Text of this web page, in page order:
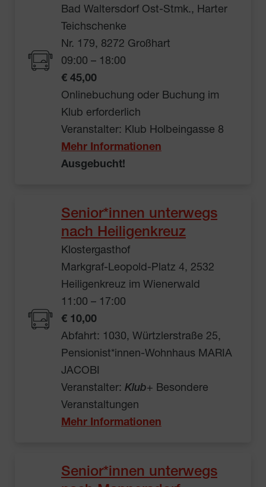
Bad Waltersdorf Ost-Stmk., Harter
Teichschenke
Nr. 179, 8272 Großhart
09:00 – 18:00
€ 45,00
Onlinebuchung oder Buchung im
Klub erforderlich
Veranstalter: Klub Holbeingasse 8
Mehr Informationen
Ausgebucht!
Senior*innen unterwegs
nach Heiligenkreuz
Klostergasthof
Markgraf-Leopold-Platz 4, 2532
Heiligenkreuz im Wienerwald
11:00 – 17:00
€ 10,00
Abfahrt: 1030, Würtzlerstraße 25,
Pensionist*innen-Wohnhaus MARIA
JACOBI
Veranstalter: Klub+ Besondere
Veranstaltungen
Mehr Informationen
Senior*innen unterwegs